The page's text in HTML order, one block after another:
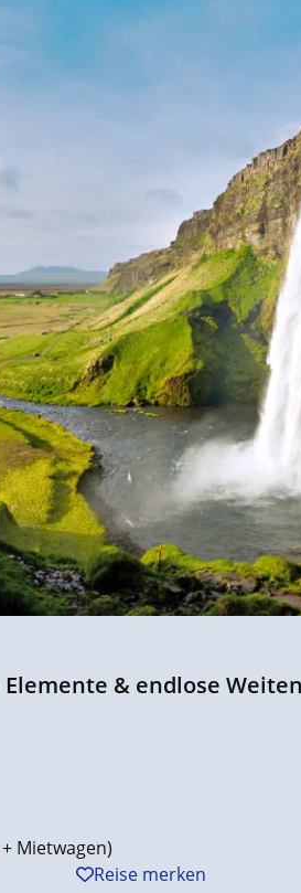
& endlose Weiten
Mietwagen)
Reise merken